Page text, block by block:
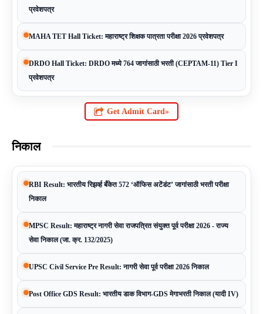
प्रवेशपत्र
MAHA TET Hall Ticket: महाराष्ट्र शिक्षक पात्रता परीक्षा 2026 प्रवेशपत्र
DRDO Hall Ticket: DRDO मध्ये 764 जागांसाठी भरती (CEPTAM-11) Tier I
प्रवेशपत्र
Get Admit Card»
निकाल
RBI Result: भारतीय रिझर्व्ह बँकेत 572 ‘ऑफिस अटेंडंट’ जागांसाठी भरती परीक्षा
निकाल
MPSC Result: महाराष्ट्र नागरी सेवा राजपत्रित संयुक्त पूर्व परीक्षा 2026 - राज्य
सेवा निकाल (जा. क्र. 132/2025)
UPSC Civil Service Pre Result: नागरी सेवा पूर्व परीक्षा 2026 निकाल
Post Office GDS Result: भारतीय डाक विभाग-GDS मेगाभरती निकाल (यादी IV)